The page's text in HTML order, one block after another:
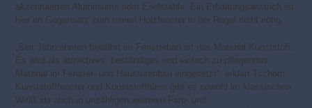
akzentuierten Aluminiums oder Edelstahls. Ein Erhaltungsanstrich ist
hier im Gegensatz zum reinen Holzfenster in der Regel nicht nötig.
„Seit Jahrzehnten bewährt im Fensterbau ist das Material Kunststoff.
Es wird als attraktives, beständiges und einfach zu pflegendes
Material im Fenster- und Haustürenbau eingesetzt“, erklärt Tschorn.
Kunststofffenster und Kunststofftüren gibt es sowohl im klassischen
Weiß als auch in unzähligen weiteren Farb- und